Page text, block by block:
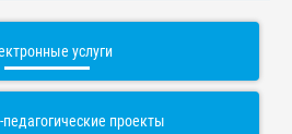
услуги
проекты